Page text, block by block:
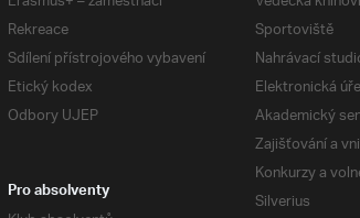
Rekreace
Sdílení přístrojového vybavení
Etický kodex
Odbory UJEP
Sportoviště
Nahrávací
Elektronická
Akademický
Zajišťování a
Konkurzy a
Silverius
Pro absolventy